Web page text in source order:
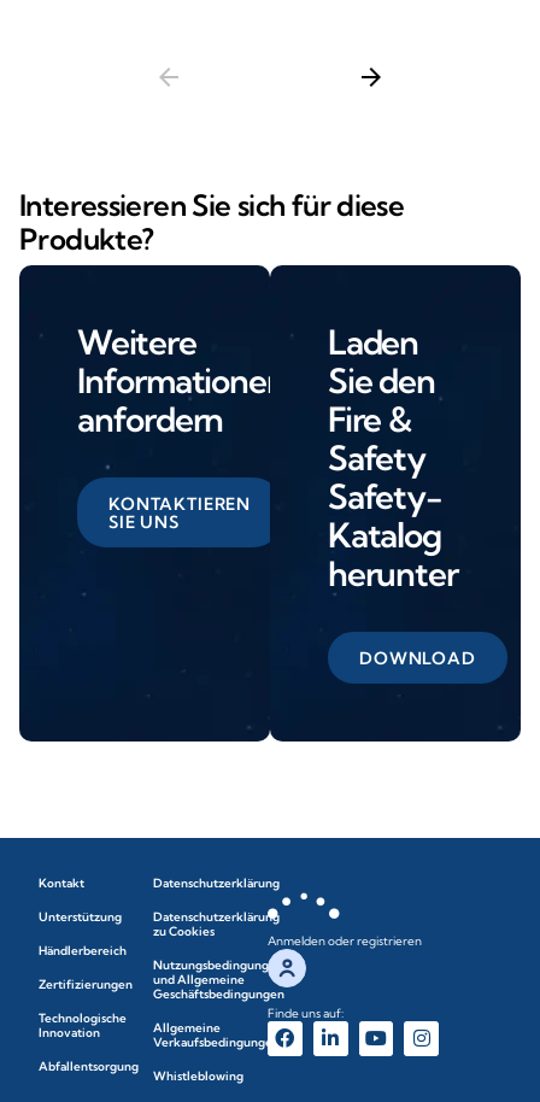
arrow_back arrow_forward
Interessieren Sie sich für diese
Produkte?
Weitere
Informationen
anfordern
KONTAKTIEREN
SIE UNS
Laden
Sie den
Fire &
Safety
Safety-
Katalog
herunter
DOWNLOAD
Kontakt
Unterstützung
Händlerbereich
Zertifizierungen
Technologische
Innovation
Abfallentsorgung
Datenschutzerklärung
Datenschutzerklärung
zu Cookies
Nutzungsbedingungen
und Allgemeine
Geschäftsbedingungen
Allgemeine
Verkaufsbedingungen
Whistleblowing
Anmelden oder registrieren
Finde uns auf: